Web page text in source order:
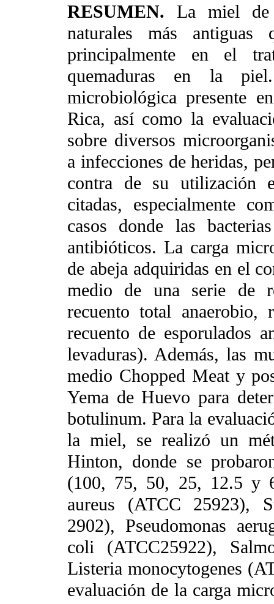
RESUMEN. La miel de
naturales más
principalmente en el
quemaduras en la
microbiológica presente
Rica, así como la
sobre diversos
a infecciones de heridas,
contra de su utilización
citadas, especialmente
casos donde las
antibióticos. La carga
de abeja adquiridas en el
medio de una serie de
recuento total anaerobio,
recuento de esporulados
levaduras). Además, las
medio Chopped Meat y
Yema de Huevo para
botulinum. Para la
la miel, se realizó un
Hinton, donde se
(100, 75, 50, 25, 12.5 y
aureus (ATCC 25923),
2902), Pseudomonas
coli (ATCC25922),
Listeria monocytogenes
evaluación de la carga